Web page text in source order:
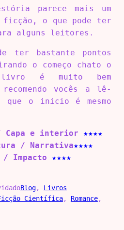
parece mais um
ficção, o que pode ter
alguns leitores.
ter bastante pontos
o começo chato o
livro é muito bem
vocês a lê-
que o inicio é mesmo
e interior ★★★★
/ Narrativa★★★★
/ Impacto ★★★★
Blog, Livros
Científica, Romance